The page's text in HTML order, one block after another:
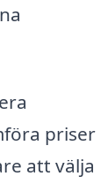
priser
att välja